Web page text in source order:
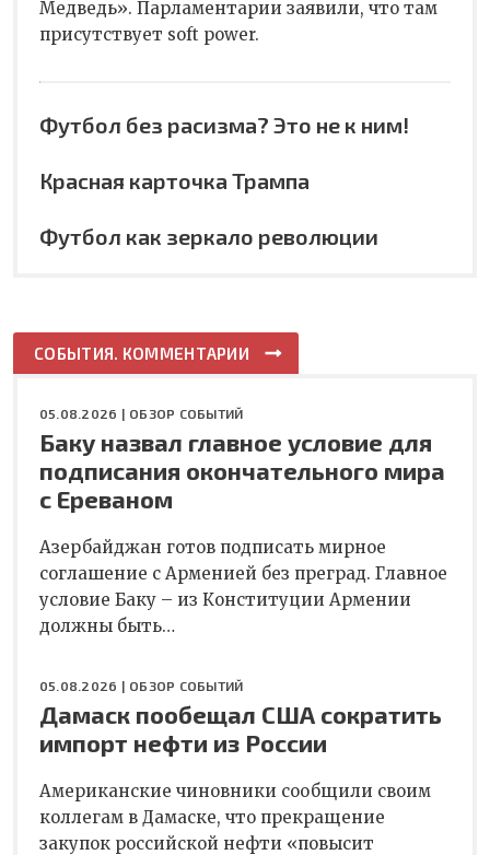
Медведь». Парламентарии заявили, что там
присутствует soft power.
Футбол без расизма? Это не к ним!
Красная карточка Трампа
Футбол как зеркало революции
СОБЫТИЯ. КОММЕНТАРИИ
05.08.2026 | ОБЗОР СОБЫТИЙ
Баку назвал главное условие для
подписания окончательного мира
с Ереваном
Азербайджан готов подписать мирное
соглашение с Арменией без преград. Главное
условие Баку – из Конституции Армении
должны быть…
05.08.2026 | ОБЗОР СОБЫТИЙ
Дамаск пообещал США сократить
импорт нефти из России
Американские чиновники сообщили своим
коллегам в Дамаске, что прекращение
закупок российской нефти «повысит